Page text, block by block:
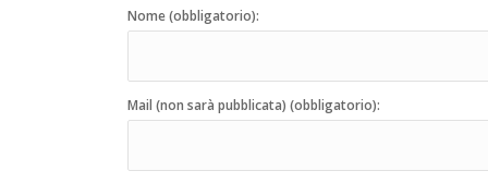
Nome (obbligatorio):
Mail (non sarà pubblicata) (obbligatorio):